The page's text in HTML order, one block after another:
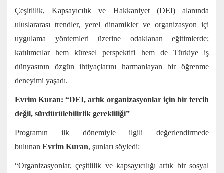
Çeşitlilik, Kapsayıcılık ve Hakkaniyet (DEI) alanında
uluslararası trendler, yerel dinamikler ve organizasyon içi
uygulama yöntemleri üzerine odaklanan eğitimlerde;
katılımcılar hem küresel perspektifi hem de Türkiye iş
dünyasının özgün ihtiyaçlarını harmanlayan bir öğrenme
deneyimi yaşadı.
Evrim Kuran: “DEI, artık organizasyonlar için bir tercih
değil, sürdürülebilirlik gerekliliği”
Programın ilk dönemiyle ilgili değerlendirmede
bulunan Evrim Kuran, şunları söyledi:
“Organizasyonlar, çeşitlilik ve kapsayıcılığı artık bir sosyal